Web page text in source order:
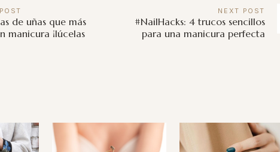
POST
de uñas que más
manicura ¡lúcelas
NEXT POST
#NailHacks: 4 trucos sencillos
para una manicura perfecta